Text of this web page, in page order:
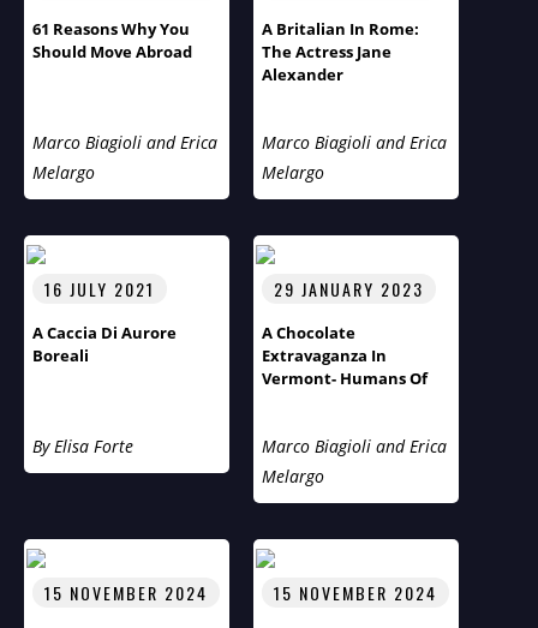
61 Reasons Why You
Should Move Abroad
Marco Biagioli and Erica
Melargo
A Britalian In Rome:
The Actress Jane
Alexander
Marco Biagioli and Erica
Melargo
16 JULY 2021
A Caccia Di Aurore
Boreali
By Elisa Forte
29 JANUARY 2023
A Chocolate
Extravaganza In
Vermont- Humans Of
Marco Biagioli and Erica
Melargo
15 NOVEMBER 2024 15 NOVEMBER 2024